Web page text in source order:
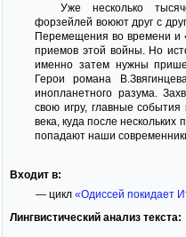
Уже несколько
форзейлей воюют друг с
Перемещения во времени и
приемов этой войны. Но
именно затем нужны
Герои романа
инопланетного разума.
свою игру, главные
века, куда после нескольких
попадают наши
Входит в:
— цикл «Одиссей покидает
Лингвистический анализ текста: